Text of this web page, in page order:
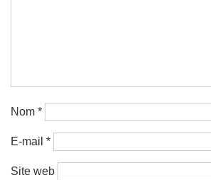
Nom *
E-mail *
Site web